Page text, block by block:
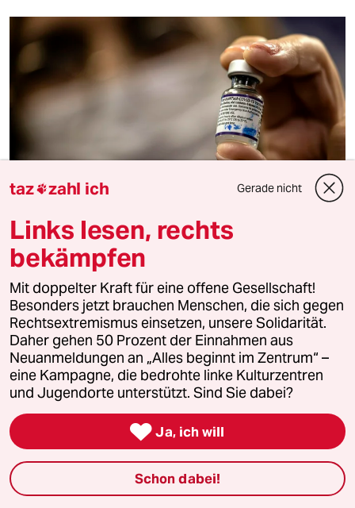
Zweite Impfauffrischung in Israel
Israel beginnt mit der Verabreichung der vierten Corona-
Impfung. In Südafrika sieht die Regierung den Höhepunkt
der Omikron-Infektionswelle überschritten.
taz zahl ich Gerade nicht
Links lesen, rechts
bekämpfen
Mit doppelter Kraft für eine offene Gesellschaft!
Besonders jetzt brauchen Menschen, die sich gegen
Rechtsextremismus einsetzen, unsere Solidarität.
Daher gehen 50 Prozent der Einnahmen aus
Neuanmeldungen an „Alles beginnt im Zentrum“ –
eine Kampagne, die bedrohte linke Kulturzentren
und Jugendorte unterstützt. Sind Sie dabei?
 Ja, ich will
Schon dabei!